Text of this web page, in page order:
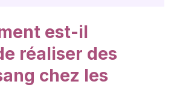
est-il
réaliser des
chez les